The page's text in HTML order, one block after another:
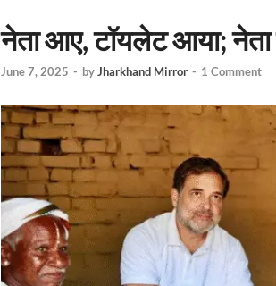
नेता आए, टॉयलेट आया; नेता
June 7, 2025 - byJharkhand Mirror - 1 Comment